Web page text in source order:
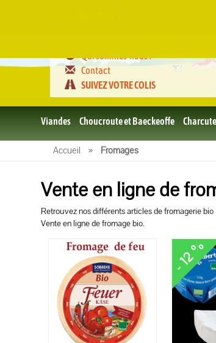
Qui sommes-nous ?
Contact
SUIVEZ VOTRE COLIS
Viandes
Le porc
et BBQ
Le boeuf
et BBQ
Volailles
Choucroute et Baeckeoffe
Accueil » Fromages
Vente en ligne de
Retrouvez nos différents articles de fromagerie
Vente en ligne de fromage bio.
- 12 %